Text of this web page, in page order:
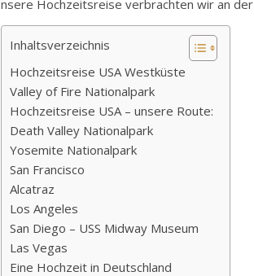
nsere Hochzeitsreise verbrachten wir an
Inhaltsverzeichnis
Hochzeitsreise USA Westküste
Valley of Fire Nationalpark
Hochzeitsreise USA – unsere Route:
Death Valley Nationalpark
Yosemite Nationalpark
San Francisco
Alcatraz
Los Angeles
San Diego – USS Midway Museum
Las Vegas
Eine Hochzeit in Deutschland